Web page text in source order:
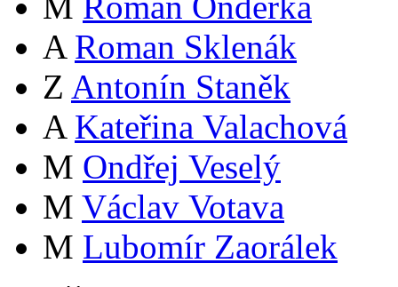
A Roman Sklenák
Z Antonín Staněk
A Kateřina Valachová
M Ondřej Veselý
M Václav Votava
M Lubomír Zaorálek